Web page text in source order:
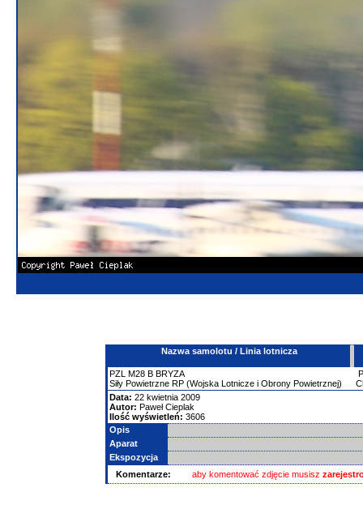
Nazwa samolotu / Linia lotnicza
PZL M28 B BRYZA
Siły Powietrzne RP (Wojska Lotnicze i Obrony Powietrznej)
Data: 22 kwietnia 2009
Autor: Paweł Cieplak
Ilość wyświetleń: 3606
Opis
Aparat
Ekspozycja
Komentarze:
aby komentować zdjęcie musisz